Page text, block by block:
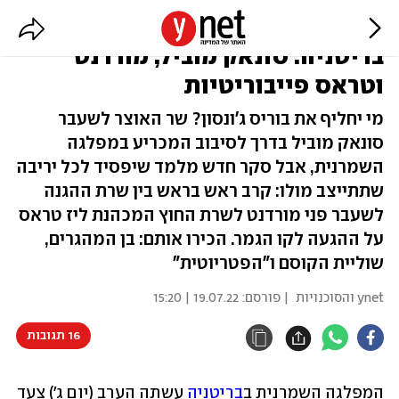
3 נותרו במרוץ לראשות ממשלת
בריטניה: סונאק מוביל, מורדנט
וטראס פייבוריטיות
מי יחליף את בוריס ג'ונסון? שר האוצר לשעבר
סונאק מוביל בדרך לסיבוב המכריע במפלגה
השמרנית, אבל סקר חדש מלמד שיפסיד לכל יריבה
שתתייצב מולו: קרב ראש בראש בין שרת ההגנה
לשעבר פני מורדנט לשרת החוץ המכהנת ליז טראס
על ההגעה לקו הגמר. הכירו אותם: בן המהגרים,
שוליית הקוסם ו"הפטריוטית"
ynet והסוכנויות | פורסם: 19.07.22 | 15:20
16 תגובות
המפלגה השמרנית בבריטניה